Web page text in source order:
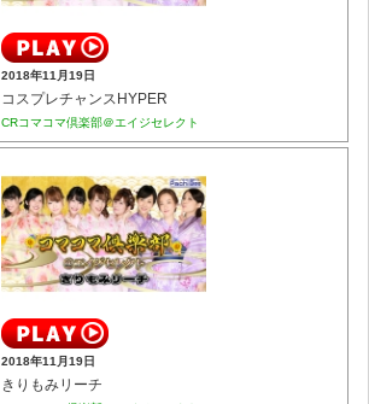
2018年11月19日
コスプレチャンスHYPER
CRコマコマ倶楽部＠エイジセレクト
2018年11月19日
きりもみリーチ